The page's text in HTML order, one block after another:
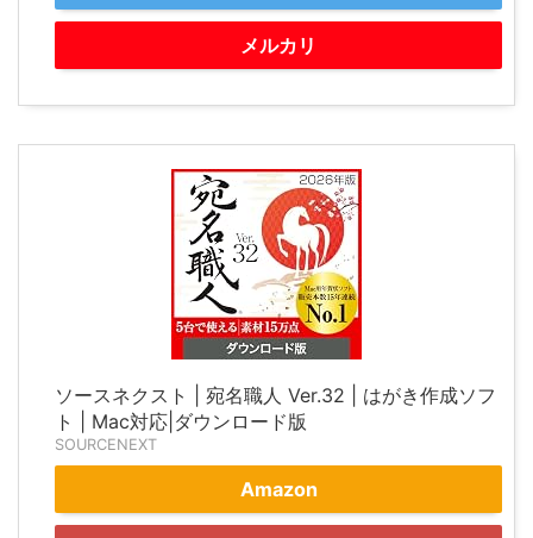
メルカリ
ソースネクスト | 宛名職人 Ver.32 | はがき作成ソフ
ト | Mac対応|ダウンロード版
SOURCENEXT
Amazon